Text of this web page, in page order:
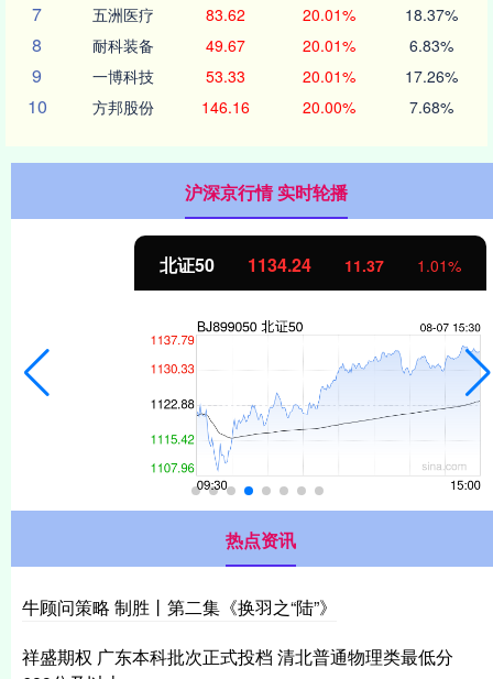
7 五洲医疗 83.62 20.01% 18.37%
8 耐科装备 49.67 20.01% 6.83%
9 一博科技 53.33 20.01% 17.26%
10 方邦股份 146.16 20.00% 7.68%
沪深京行情 实时轮播
北证50 1134.24 11.37 1.01%
热点资讯
牛顾问策略 制胜丨第二集《换羽之“陆”》
祥盛期权 广东本科批次正式投档 清北普通物理类最低分